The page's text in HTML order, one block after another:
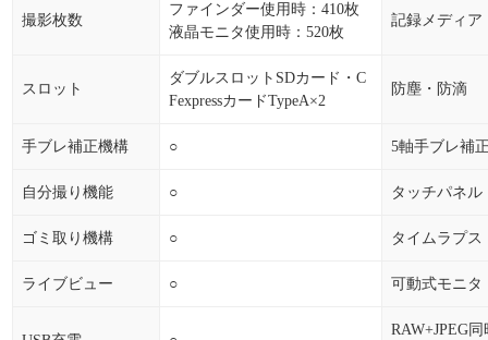
撮影枚数
ファインダー使用時：410枚
液晶モニタ使用時：520枚
記録メディア
スロット
ダブルスロットSDカード・C
FexpressカードTypeA×2
防塵・防滴
手ブレ補正機構 ○ 5軸手ブレ補
自分撮り機能 ○ タッチパネル
ゴミ取り機構 ○ タイムラプス
ライブビュー ○ 可動式モニタ
RAW+JPEG